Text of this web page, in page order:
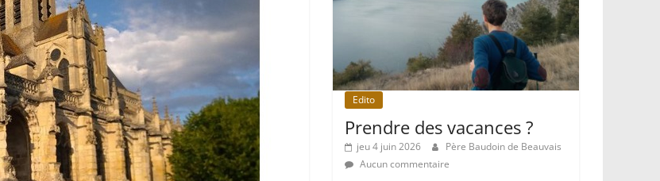
Edito
Prendre des vacances ?
jeu 4 juin 2026
Père Baudoin de Beauvais
Aucun commentaire